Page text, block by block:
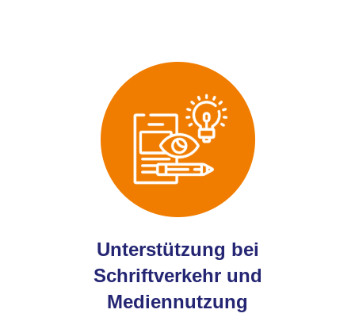
Unterstützung bei
Schriftverkehr und
Mediennutzung